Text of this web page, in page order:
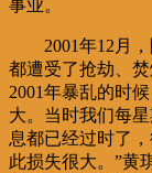
事业。
2001年12月
都遭受了抢劫、
2001年暴乱的时
大。当时我们每
息都已经过时了
此损失很大。”黄